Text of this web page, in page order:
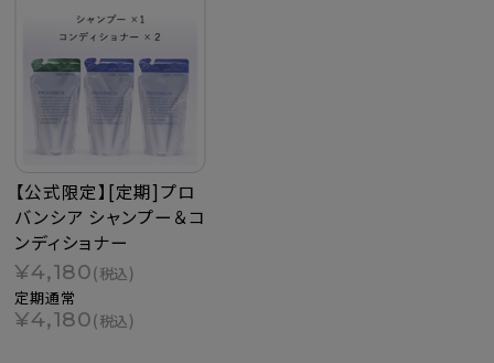
【公式限定】[定期]プロ
バンシア シャンプー＆コ
ンディショナー
¥4,180(税込)
定期通常
¥4,180(税込)